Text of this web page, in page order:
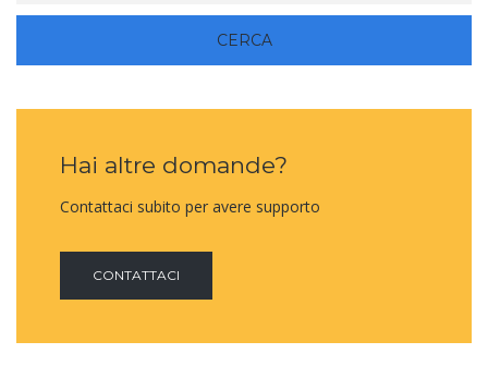
Hai altre domande?
Contattaci subito per avere supporto
CONTATTACI